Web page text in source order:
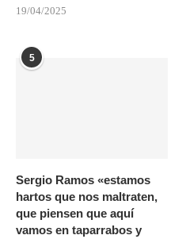
19/04/2025
5
Sergio Ramos «estamos
hartos que nos maltraten,
que piensen que aquí
vamos en taparrabos y